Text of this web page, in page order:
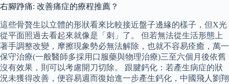
右腳踭痛: 改善痛症的療程推薦？
這些骨贅生以立體的形狀看來比較接近盤子邊緣的樣子，但X光
從平面照過去看起來就像是「刺」了。 但若無法從生活形態上
著手調整改變，摩擦現象勢必無法解除，也就不容易痊癒，萬一
保守治療(一般醫師多採用口服藥與物理治療)三至六個月後依舊
沒有效果，則可以考慮開刀切除。 跟腱鈣化：若產生病症的狀
況未獲得改善，便容易週而復始進一步產生鈣化，中國飛人劉翔